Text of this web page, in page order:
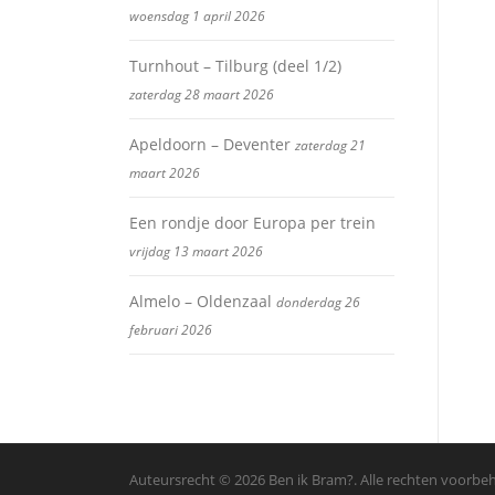
woensdag 1 april 2026
Turnhout – Tilburg (deel 1/2)
zaterdag 28 maart 2026
Apeldoorn – Deventer zaterdag 21
maart 2026
Een rondje door Europa per trein
vrijdag 13 maart 2026
Almelo – Oldenzaal donderdag 26
februari 2026
Auteursrecht © 2026 Ben ik Bram?. Alle rechten